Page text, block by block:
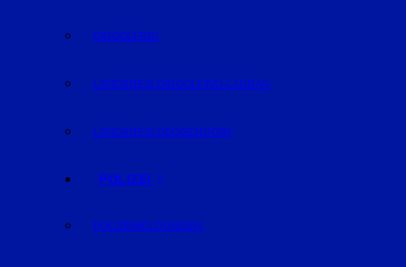
DINGOLFING
LANDKREIS DINGOLFING-LANDAU
LANDKREIS DEGGENDORF
POLIZEI
POLIZEIMELDUNGEN